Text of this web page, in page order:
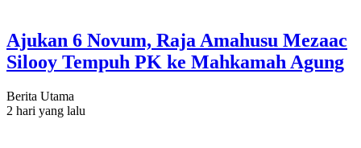
Ajukan 6 Novum, Raja Amahusu Mezaac
Silooy Tempuh PK ke Mahkamah Agung
Berita Utama
2 hari yang lalu